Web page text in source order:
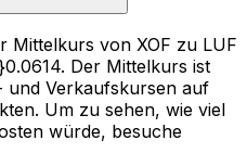
Mittelkurs von XOF zu LUF
Der Mittelkurs ist
Verkaufskursen auf
Um zu sehen, wie viel
würde, besuche